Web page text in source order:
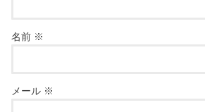
名前 ※
メール ※